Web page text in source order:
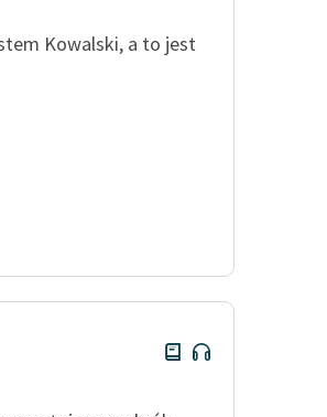
Kowalski, a to jest